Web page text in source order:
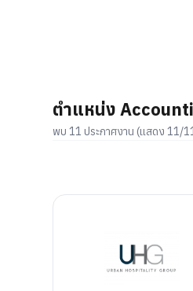
ตำแหน่ง
พบ 11 ประกาศงาน (แสดง 11/